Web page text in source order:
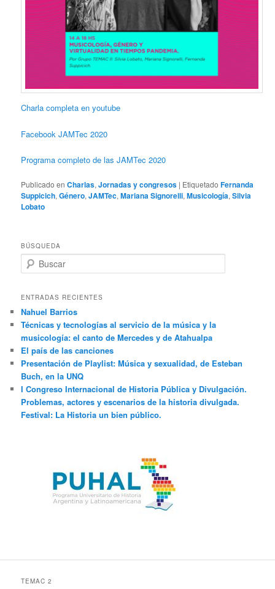
Charla completa en youtube
Facebook JAMTec 2020
Programa completo de las JAMTec 2020
Publicado en Charlas,Jornadas y congresos | Etiquetado Fernanda
Suppicich,Género,JAMTec,Mariana Signorelli,Musicología,Silvia
Lobato
BÚSQUEDA
u
c
r
ENTRADAS RECIENTES
Nahuel Barrios
Técnicas y tecnologías al servicio de la música y la
musicología: el canto de Mercedes y de Atahualpa
El país de las canciones
Presentación de Playlist: Música y sexualidad, de Esteban
Buch, en la UNQ
I Congreso Internacional de Historia Pública y Divulgación.
Problemas, actores y escenarios de la historia divulgada.
Festival: La Historia un bien público.
TEMAC 2